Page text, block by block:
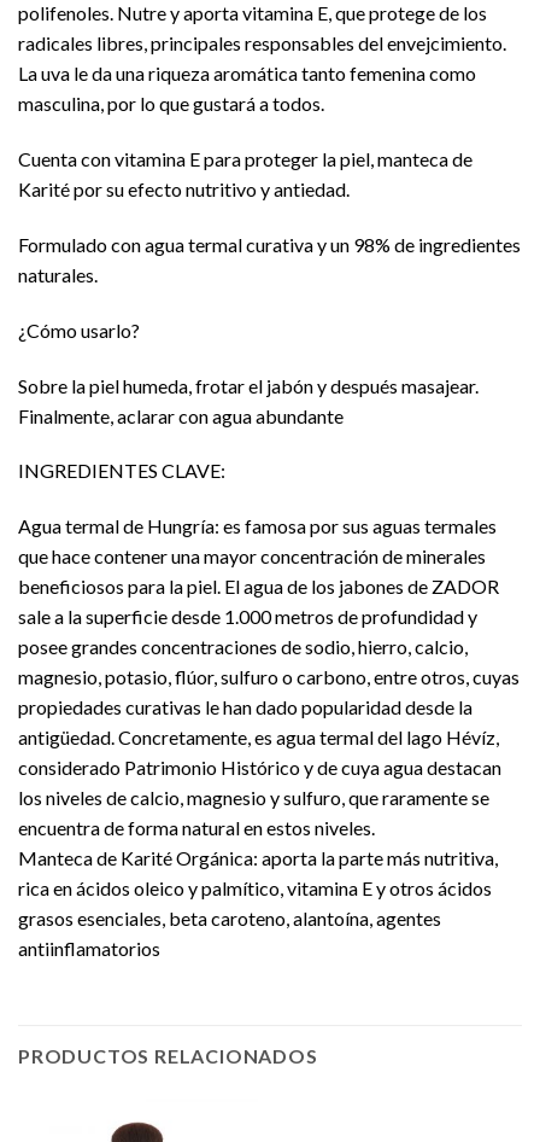
polifenoles. Nutre y aporta vitamina E, que protege de los
radicales libres, principales responsables del envejcimiento.
La uva le da una riqueza aromática tanto femenina como
masculina, por lo que gustará a todos.
Cuenta con vitamina E para proteger la piel, manteca de
Karité por su efecto nutritivo y antiedad.
Formulado con agua termal curativa y un 98% de ingredientes
naturales.
¿Cómo usarlo?
Sobre la piel humeda, frotar el jabón y después masajear.
Finalmente, aclarar con agua abundante
INGREDIENTES CLAVE:
Agua termal de Hungría: es famosa por sus aguas termales
que hace contener una mayor concentración de minerales
beneficiosos para la piel. El agua de los jabones de ZADOR
sale a la superficie desde 1.000 metros de profundidad y
posee grandes concentraciones de sodio, hierro, calcio,
magnesio, potasio, flúor, sulfuro o carbono, entre otros, cuyas
propiedades curativas le han dado popularidad desde la
antigüedad. Concretamente, es agua termal del lago Hévíz,
considerado Patrimonio Histórico y de cuya agua destacan
los niveles de calcio, magnesio y sulfuro, que raramente se
encuentra de forma natural en estos niveles.
Manteca de Karité Orgánica: aporta la parte más nutritiva,
rica en ácidos oleico y palmítico, vitamina E y otros ácidos
grasos esenciales, beta caroteno, alantoína, agentes
antiinflamatorios
PRODUCTOS RELACIONADOS